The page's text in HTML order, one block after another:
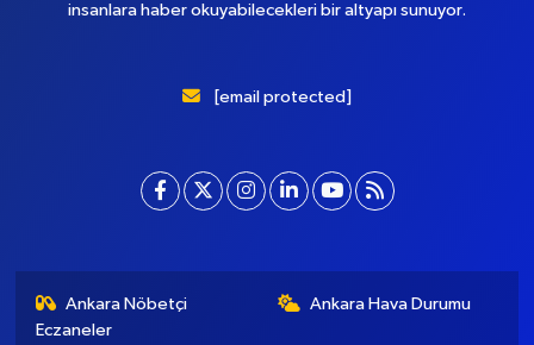
insanlara haber okuyabilecekleri bir altyapı sunuyor.
[email protected]
Ankara Nöbetçi
Eczaneler
Ankara Hava Durumu